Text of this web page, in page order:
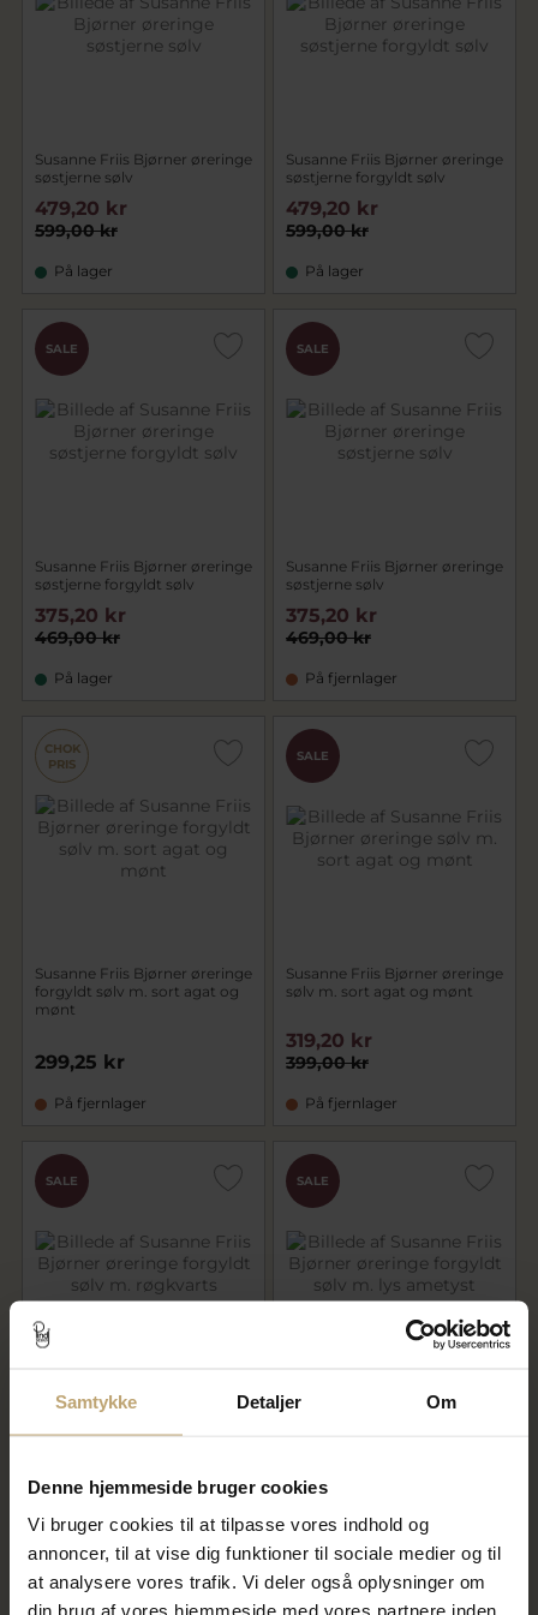
Samtykke Detaljer Om
Denne hjemmeside bruger cookies
Vi bruger cookies til at tilpasse vores indhold og
annoncer, til at vise dig funktioner til sociale medier og til
at analysere vores trafik. Vi deler også oplysninger om
din brug af vores hjemmeside med vores partnere inden
Susanne Friis Bjørner øreringe
søstjerne sølv
599,00 kr
479,20 kr
På lager
Susanne Friis Bjørner øreringe
søstjerne forgyldt sølv
599,00 kr
479,20 kr
På lager
SALE
Susanne Friis Bjørner øreringe
søstjerne forgyldt sølv
469,00 kr
375,20 kr
På lager
SALE
Susanne Friis Bjørner øreringe
søstjerne sølv
469,00 kr
375,20 kr
På fjernlager
CHOK
PRIS
Susanne Friis Bjørner øreringe
forgyldt sølv m. sort agat og
mønt
299,25 kr
På fjernlager
SALE
Susanne Friis Bjørner øreringe
sølv m. sort agat og mønt
399,00 kr
319,20 kr
På fjernlager
SALE
Susanne Friis Bjørner øreringe
forgyldt sølv m. røgkvarts
SALE
Susanne Friis Bjørner øreringe
SALE SALE